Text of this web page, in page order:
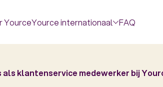
YourceYource internationaal FAQ
klantenservice medewerker bij